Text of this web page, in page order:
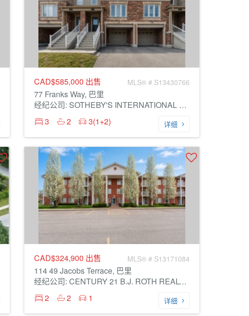
CAD$585,000 出售 MLS® # S13430766
77 Franks Way, 巴里
经纪公司: SOTHEBY'S INTERNATIONAL REALTY CANADA
3
2 3(1+2) 详细
CAD$324,900 出售 MLS® # S13171084
114 49 Jacobs Terrace, 巴里
经纪公司: CENTURY 21 B.J. ROTH REALTY LTD.
2
2 1 详细